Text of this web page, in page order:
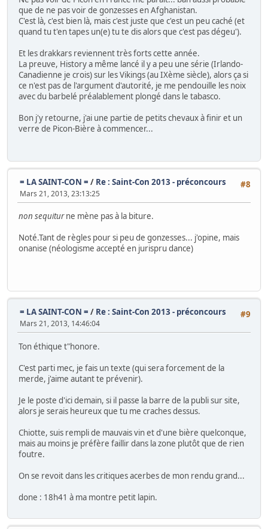
que de ne pas voir de gonzesses en Afghanistan.
C'est là, c'est bien là, mais c'est juste que c'est un peu caché (et
quand tu t'en tapes un(e) tu te dis alors que c'est pas dégeu').
Et les drakkars reviennent très forts cette année.
La preuve, History a même lancé il y a peu une série (Irlando-
Canadienne je crois) sur les Vikings (au IXème siècle), alors ça si
ce n'est pas de l'argument d'autorité, je me pendouille les noix
avec du barbelé préalablement plongé dans le tabasco.
Bon j'y retourne, j'ai une partie de petits chevaux à finir et un
verre de Picon-Bière à commencer...
#8
= LA SAINT-CON = / Re : Saint-Con 2013 - préconcours
Mars 21, 2013, 23:13:25
non sequiturne mène pas à la biture.
Noté.Tant de règles pour si peu de gonzesses... j'opine, mais
onanise (néologisme accepté en jurispru dance)
#9
= LA SAINT-CON = / Re : Saint-Con 2013 - préconcours
Mars 21, 2013, 14:46:04
Ton éthique t"honore.
C'est parti mec, je fais un texte (qui sera forcement de la
merde, j'aime autant te prévenir).
Je le poste d'ici demain, si il passe la barre de la publi sur site,
alors je serais heureux que tu me craches dessus.
Chiotte, suis rempli de mauvais vin et d'une bière quelconque,
mais au moins je préfère faillir dans la zone plutôt que de rien
foutre.
On se revoit dans les critiques acerbes de mon rendu grand...
done : 18h41 à ma montre petit lapin.